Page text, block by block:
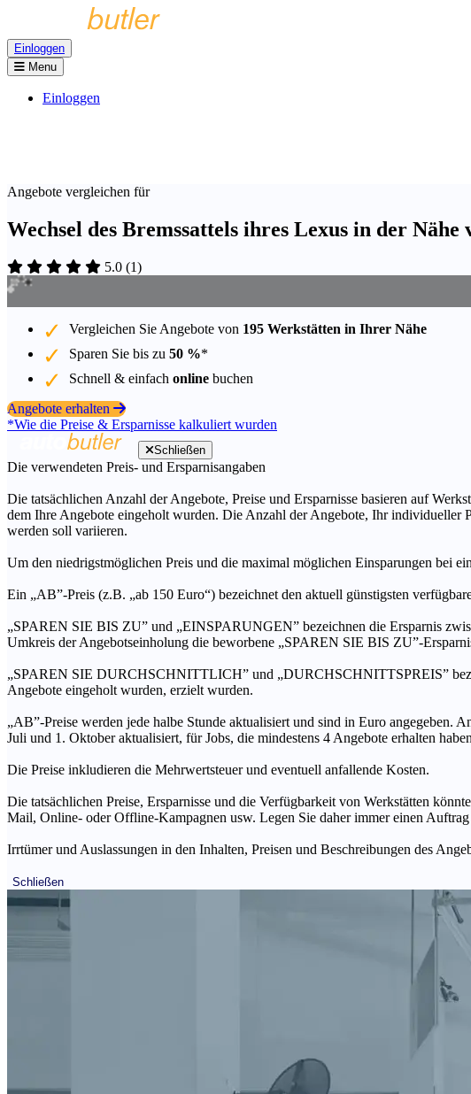
Einloggen
Menu
Einloggen
Angebote vergleichen für
Wechsel des Bremssattels ihres Lexus in der Nähe
5.0 (1)
Vergleichen Sie Angebote von 195 Werkstätten in Ihrer Nähe
Sparen Sie bis zu 50 %*
Schnell & einfach online buchen
Angebote erhalten
*Wie die Preise & Ersparnisse kalkuliert wurden
Schließen
Die verwendeten Preis- und Ersparnisangaben
Die tatsächlichen Anzahl der Angebote, Preise und Ersparnisse basieren auf
dem Ihre Angebote eingeholt wurden. Die Anzahl der Angebote, Ihr
werden soll variieren.
Um den niedrigstmöglichen Preis und die maximal möglichen Einsparungen bei
Ein „AB”-Preis (z.B. „ab 150 Euro“) bezeichnet den aktuell günstigsten
„SPAREN SIE BIS ZU” und „EINSPARUNGEN” bezeichnen die Ersparnis
Umkreis der Angebotseinholung die beworbene „SPAREN SIE BIS ZU”-
„SPAREN SIE DURCHSCHNITTLICH” und „DURCHSCHNITTSPREIS”
Angebote eingeholt wurden, erzielt wurden.
„AB”-Preise werden jede halbe Stunde aktualisiert und sind in Euro angegeben.
Juli und 1. Oktober aktualisiert, für Jobs, die mindestens 4 Angebote erhalten
Die Preise inkludieren die Mehrwertsteuer und eventuell anfallende Kosten.
Die tatsächlichen Preise, Ersparnisse und die Verfügbarkeit von Werkstätten
Mail, Online- oder Offline-Kampagnen usw. Legen Sie daher immer einen
Irrtümer und Auslassungen in den Inhalten, Preisen und Beschreibungen des
Schließen